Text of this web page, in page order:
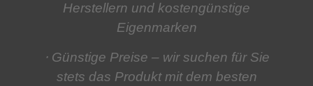
Herstellern und kostengünstige
Eigenmarken
⋅ Günstige Preise – wir suchen für Sie
stets das Produkt mit dem besten